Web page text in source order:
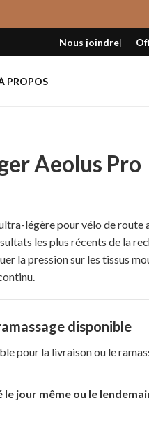
Nous joindre
PROPOS
Aeolus Pro
$.
légère pour vélo de route
les plus récents de la
la pression sur les tissus
disponible
pour la livraison ou le
le jour même ou le